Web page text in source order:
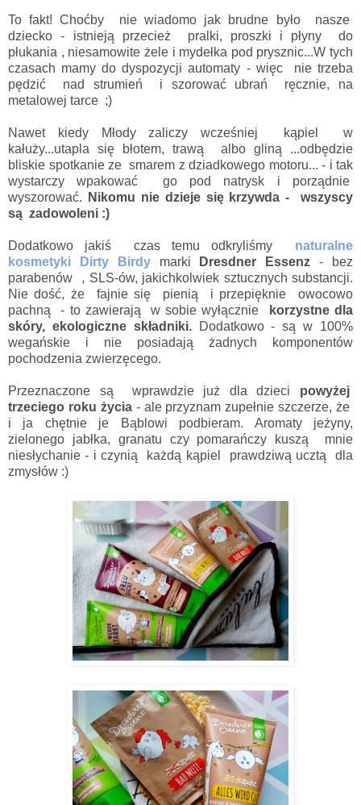
To fakt! Choćby nie wiadomo jak brudne było nasze
dziecko - istnieją przecież pralki, proszki i płyny do
płukania , niesamowite żele i mydełka pod prysznic...W tych
czasach mamy do dyspozycji automaty - więc nie trzeba
pędzić nad strumień i szorować ubrań ręcznie, na
metalowej tarce ;)
Nawet kiedy Młody zaliczy wcześniej kąpiel w
kałuży...utapla się błotem, trawą albo gliną ...odbędzie
bliskie spotkanie ze smarem z dziadkowego motoru... - i tak
wystarczy wpakować go pod natrysk i porządnie
wyszorować.
Nikomu nie dzieje się krzywda - wszyscy
są zadowoleni :)
Dodatkowo jakiś czas temu odkryliśmy naturalne
kosmetyki Dirty Birdymarki Dresdner Essenz - bez
parabenów , SLS-ów, jakichkolwiek sztucznych substancji.
Nie dość, że fajnie się pienią i przepięknie owocowo
pachną - to zawierają w sobie wyłącznie
korzystne dla
skóry, ekologiczne składniki.
Dodatkowo - są w 100%
wegańskie i nie posiadają żadnych komponentów
pochodzenia zwierzęcego.
Przeznaczone są wprawdzie już dla dzieci powyżej
trzeciego roku życia- ale przyznam zupełnie szczerze, że
i ja chętnie je Bąblowi podbieram. Aromaty jeżyny,
zielonego jabłka, granatu czy pomarańczy kuszą mnie
niesłychanie - i czynią każdą kąpiel prawdziwą ucztą dla
zmysłów :)